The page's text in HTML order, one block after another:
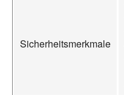
Sicherheitsmerkmale